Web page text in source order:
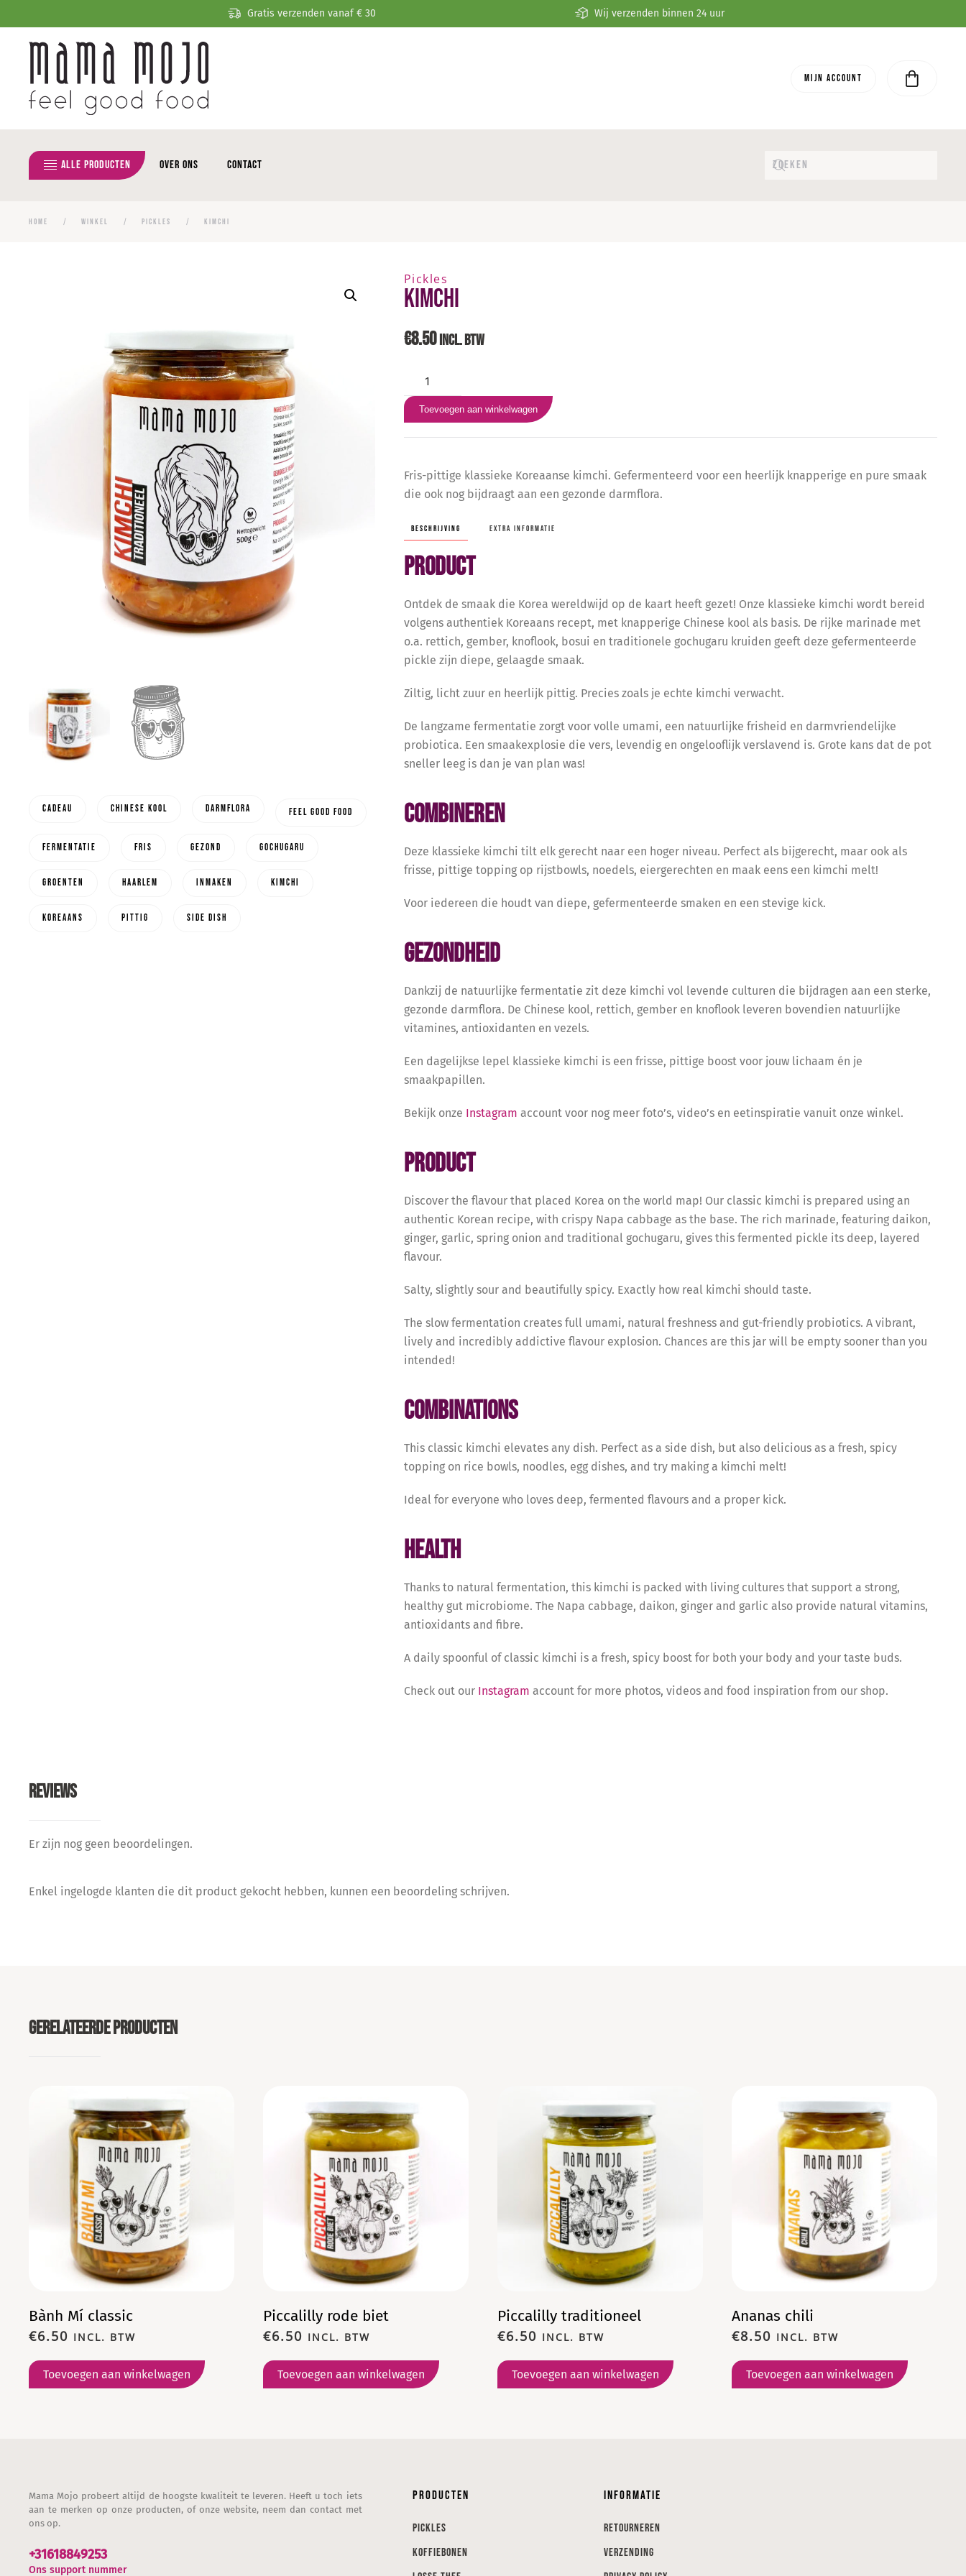
Gratis verzenden vanaf € 30 Wij verzenden binnen 24 uur
Mijn account
Alle producten Over ons Contact
HOME WINKEL PICKLES KIMCHI
cadeau chinese kool darmflora feel good food
fermentatie fris gezond gochugaru
groenten haarlem inmaken kimchi
koreaans pittig side dish
Pickles
Kimchi
€8.50 INCL. BTW
Kimchi
aantal
Toevoegen aan winkelwagen
Fris-pittige klassieke Koreaanse kimchi. Gefermenteerd voor een heerlijk knapperige en pure smaak
die ook nog bijdraagt aan een gezonde darmflora.
BESCHRIJVING EXTRA INFORMATIE
Product
Ontdek de smaak die Korea wereldwijd op de kaart heeft gezet! Onze klassieke kimchi wordt bereid
volgens authentiek Koreaans recept, met knapperige Chinese kool als basis. De rijke marinade met
o.a. rettich, gember, knoflook, bosui en traditionele gochugaru kruiden geeft deze gefermenteerde
pickle zijn diepe, gelaagde smaak.
Ziltig, licht zuur en heerlijk pittig. Precies zoals je echte kimchi verwacht.
De langzame fermentatie zorgt voor volle umami, een natuurlijke frisheid en darmvriendelijke
probiotica. Een smaakexplosie die vers, levendig en ongelooflijk verslavend is. Grote kans dat de pot
sneller leeg is dan je van plan was!
Combineren
Deze klassieke kimchi tilt elk gerecht naar een hoger niveau. Perfect als bijgerecht, maar ook als
frisse, pittige topping op rijstbowls, noedels, eiergerechten en maak eens een kimchi melt!
Voor iedereen die houdt van diepe, gefermenteerde smaken en een stevige kick.
Gezondheid
Dankzij de natuurlijke fermentatie zit deze kimchi vol levende culturen die bijdragen aan een sterke,
gezonde darmflora. De Chinese kool, rettich, gember en knoflook leveren bovendien natuurlijke
vitamines, antioxidanten en vezels.
Een dagelijkse lepel klassieke kimchi is een frisse, pittige boost voor jouw lichaam én je
smaakpapillen.
Bekijk onze Instagram account voor nog meer foto’s, video’s en eetinspiratie vanuit onze winkel.
Product
Discover the flavour that placed Korea on the world map! Our classic kimchi is prepared using an
authentic Korean recipe, with crispy Napa cabbage as the base. The rich marinade, featuring daikon,
ginger, garlic, spring onion and traditional gochugaru, gives this fermented pickle its deep, layered
flavour.
Salty, slightly sour and beautifully spicy. Exactly how real kimchi should taste.
The slow fermentation creates full umami, natural freshness and gut-friendly probiotics. A vibrant,
lively and incredibly addictive flavour explosion. Chances are this jar will be empty sooner than you
intended!
Combinations
This classic kimchi elevates any dish. Perfect as a side dish, but also delicious as a fresh, spicy
topping on rice bowls, noodles, egg dishes, and try making a kimchi melt!
Ideal for everyone who loves deep, fermented flavours and a proper kick.
Health
Thanks to natural fermentation, this kimchi is packed with living cultures that support a strong,
healthy gut microbiome. The Napa cabbage, daikon, ginger and garlic also provide natural vitamins,
antioxidants and fibre.
A daily spoonful of classic kimchi is a fresh, spicy boost for both your body and your taste buds.
Check out our Instagram account for more photos, videos and food inspiration from our shop.
REVIEWS
Er zijn nog geen beoordelingen.
Enkel ingelogde klanten die dit product gekocht hebben, kunnen een beoordeling schrijven.
GERELATEERDE PRODUCTEN
Bành Mí classic
€6.50 INCL. BTW
Toevoegen aan winkelwagen
Piccalilly rode biet
€6.50 INCL. BTW
Toevoegen aan winkelwagen
Piccalilly traditioneel
€6.50 INCL. BTW
Toevoegen aan winkelwagen
Ananas chili
€8.50 INCL. BTW
Toevoegen aan winkelwagen
Mama Mojo probeert altijd de hoogste kwaliteit te leveren. Heeft u toch iets
aan te merken op onze producten, of onze website, neem dan contact met
ons op.
+31618849253
Ons support nummer
Producten
Pickles
Koffiebonen
Informatie
Retourneren
Verzending